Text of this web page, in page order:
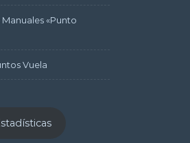
«Punto
Vuela